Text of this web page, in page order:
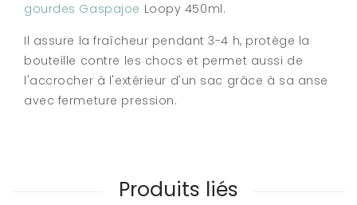
gourdes Gaspajoe Loopy 450ml.
Il assure la fraîcheur pendant 3-4 h, protège la
bouteille contre les chocs et permet aussi de
l'accrocher à l'extérieur d'un sac grâce à sa anse
avec fermeture pression.
Produits liés